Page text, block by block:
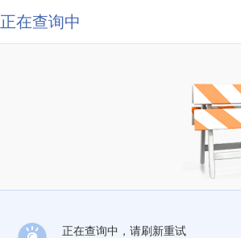
正在查询中
正在查询中，请刷新重试